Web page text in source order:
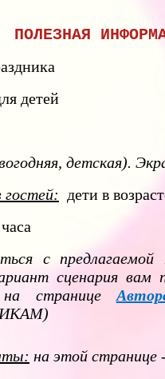
ПОЛЕЗНАЯ
детей
детская).
гостей: дети в
с
сценария вам
странице
на этой странице